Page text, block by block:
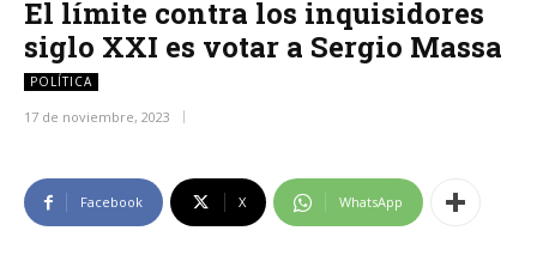
El límite contra los inquisidores
siglo XXI es votar a Sergio Massa
POLÍTICA
17 de noviembre, 2023
Facebook X WhatsApp